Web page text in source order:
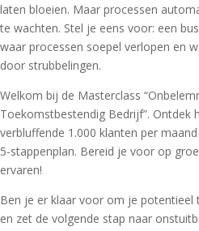
laten bloeien. Maar processen
te wachten. Stel je eens voor: een
waar processen soepel verlopen en
door strubbelingen.
Welkom bij de Masterclass
Toekomstbestendig Bedrijf”. Ontdek
verbluffende 1.000 klanten per
5-stappenplan. Bereid je voor op
ervaren!
Ben je er klaar voor om je potentieel
en zet de volgende stap naar